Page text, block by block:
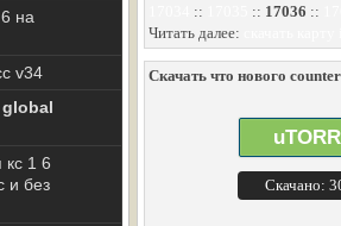
на
v34
кс 1 6
и без
:: :: 17036 ::
Читать далее:
Скачать что нового
Скачано: